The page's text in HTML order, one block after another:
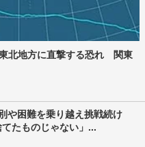
北地方に直撃する恐れ 関東
や困難を乗り越え挑戦続け
たものじゃない」...